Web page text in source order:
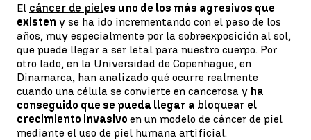
El cáncer de pieles uno de los más agresivos que
existen y se ha ido incrementando con el paso de los
años, muy especialmente por la sobreexposición al sol,
que puede llegar a ser letal para nuestro cuerpo. Por
otro lado, en la Universidad de Copenhague, en
Dinamarca, han analizado qué ocurre realmente
cuando una célula se convierte en cancerosa y ha
conseguido que se pueda llegar a bloquear el
crecimiento invasivo en un modelo de cáncer de piel
mediante el uso de piel humana artificial.